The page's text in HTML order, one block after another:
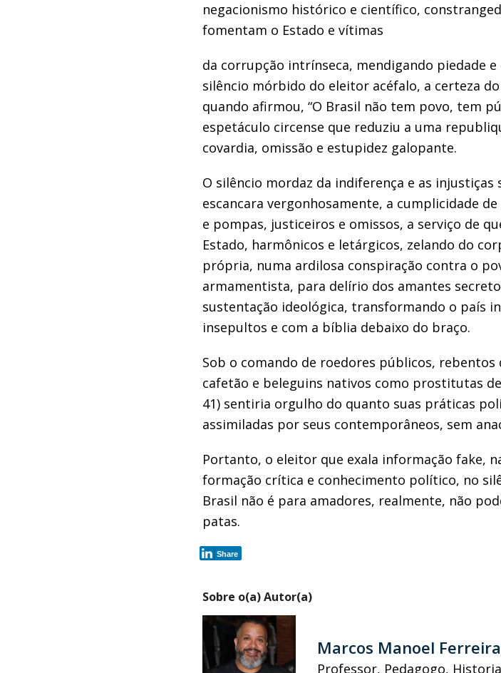
negacionismo histórico e científico,
fomentam o Estado e vítimas
da corrupção intrínseca, mendigando piedade e
silêncio mórbido do eleitoracéfalo, a certeza
quando afirmou, “O Brasil não tem povo, tem
espetáculo circense que reduziu a uma
covardia, omissão e estupidez galopante.
O silêncio mordaz da indiferença e as injustiças
escancara vergonhosamente, a cumplicidade
e pompas, justiceiros e omissos, a serviço de
Estado, harmônicos e letárgicos, zelando do
própria, numa ardilosa conspiração contra o
armamentista, para delírio dos amantes
sustentação ideológica, transformando o país
insepultos e com a bíblia debaixo do braço.
Sob o comando de roedores públicos, rebentos
cafetão e beleguins nativos como prostitutas
41)sentiria orgulho do quanto suas práticas
assimiladas por seus contemporâneos, sem
Portanto, o eleitor que exala informação fake,
formação crítica e conhecimento político, no
Brasil não é para amadores, realmente, não
patas.
Share
Sobre o(a) Autor(a)
Marcos Manoel Ferreira
Professor, Pedagogo,